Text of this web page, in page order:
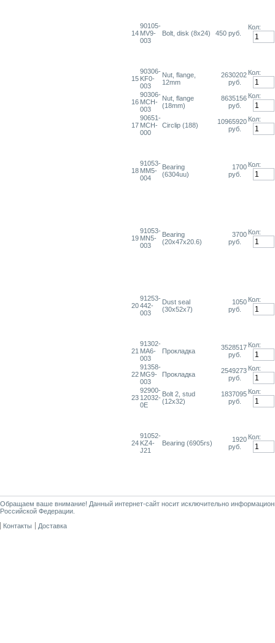
14
90105-
MV9-
003
Bolt, disk (8x24) 450 руб.
Кол:
15
90306-
KF0-
003
Nut, flange,
12mm
2630202
руб.
Кол:
16
90306-
MCH-
003
Nut, flange
(18mm)
8635156
руб.
Кол:
17
90651-
MCH-
000
Circlip (188)
10965920
руб.
Кол:
18
91053-
MM5-
004
Bearing
(6304uu)
1700
руб.
Кол:
19
91053-
MN5-
003
Bearing
(20x47x20.6)
3700
руб.
Кол:
20
91253-
442-
003
Dust seal
(30x52x7)
1050
руб.
Кол:
21
91302-
MA6-
003
Прокладка
3528517
руб.
Кол:
22
91358-
MG9-
003
Прокладка
2549273
руб.
Кол:
23
92900-
12032-
0E
Bolt 2, stud
(12x32)
1837095
руб.
Кол:
24
91052-
KZ4-
J21
Bearing (6905rs)
1920
руб.
Кол:
Обращаем ваше внимание! Данный интернет-сайт носит исключительно
Российской Федерации.
Контакты
Доставка